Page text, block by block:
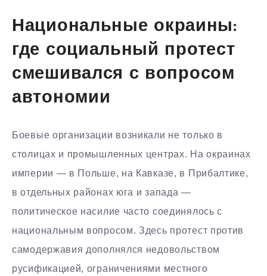
Национальные окраины:
где социальный протест
смешивался с вопросом
автономии
Боевые организации возникали не только в
столицах и промышленных центрах. На окраинах
империи — в Польше, на Кавказе, в Прибалтике,
в отдельных районах юга и запада —
политическое насилие часто соединялось с
национальным вопросом. Здесь протест против
самодержавия дополнялся недовольством
русификацией, ограничениями местного